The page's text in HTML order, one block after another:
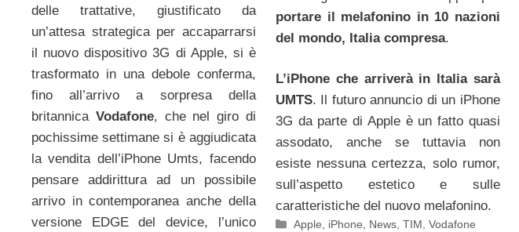
delle trattative, giustificato da
un’attesa strategica per accaparrarsi
il nuovo dispositivo 3G di Apple, si è
trasformato in una debole conferma,
fino all’arrivo a sorpresa della
britannica Vodafone, che nel giro di
pochissime settimane si è aggiudicata
la vendita dell’iPhone Umts, facendo
pensare addirittura ad un possibile
arrivo in contemporanea anche della
versione EDGE del device, l’unico
portare il melafonino in 10 nazioni
del mondo, Italia compresa.
L’iPhone che arriverà in Italia sarà
UMTS. Il futuro annuncio di un iPhone
3G da parte di Apple è un fatto quasi
assodato, anche se tuttavia non
esiste nessuna certezza, solo rumor,
sull’aspetto estetico e sulle
caratteristiche del nuovo melafonino.
Categorie
Apple iPhone News ,TIM ,Vodafone